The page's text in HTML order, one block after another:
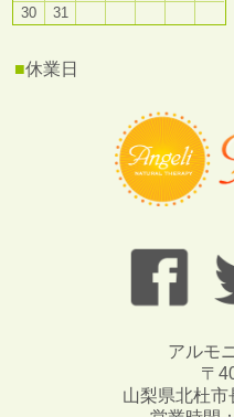
30
31
■休業日
アルモ
〒
山梨県北杜